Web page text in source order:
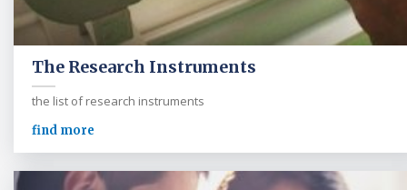
The Research Instruments
the list of research instruments
find more